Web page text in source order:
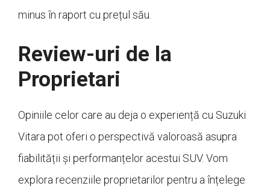
minus în raport cu prețul său.
Review-uri de la
Proprietari
Opiniile celor care au deja o experiență cu Suzuki
Vitara pot oferi o perspectivă valoroasă asupra
fiabilității și performanțelor acestui SUV. Vom
explora recenziile proprietarilor pentru a înțelege